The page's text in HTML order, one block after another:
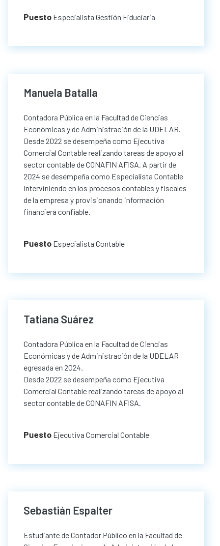
Puesto Especialista Gestión Fiduciaria
Manuela Batalla
Contadora Pública en la Facultad de Ciencias
Económicas y de Administración de la UDELAR.
Desde 2022 se desempeña como Ejecutiva
Comercial Contable realizando tareas de apoyo al
sector contable de CONAFIN AFISA. A partir de
2024 se desempeña como Especialista Contable
interviniendo en los procesos contables y fiscales
de la empresa y provisionando información
financiera confiable.
Puesto Especialista Contable
Tatiana Suárez
Contadora Pública en la Facultad de Ciencias
Económicas y de Administración de la UDELAR
egresada en 2024.
Desde 2022 se desempeña como Ejecutiva
Comercial Contable realizando tareas de apoyo al
sector contable de CONAFIN AFISA.
Puesto Ejecutiva Comercial Contable
Sebastián Espalter
Estudiante de Contador Público en la Facultad de